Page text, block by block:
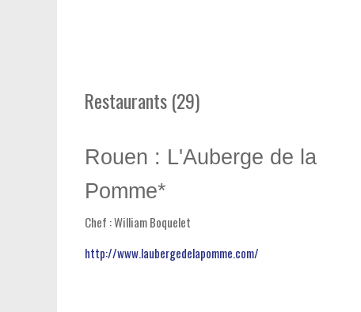
Restaurants (29)
Rouen : L'Auberge de la
Pomme*
Chef : William Boquelet
http://www.laubergedelapomme.com/